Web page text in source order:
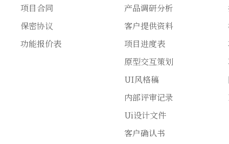
项目合同
保密协议
功能报价表
产品调研分析
客户提供资料
项目进度表
原型交互策划
UI风格稿
内部评审记录
Ui设计文件
客户确认书